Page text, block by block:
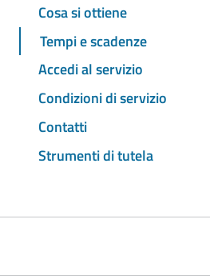
Cosa si ottiene
Tempi e scadenze
Accedi al servizio
Condizioni di servizio
Contatti
Strumenti di tutela